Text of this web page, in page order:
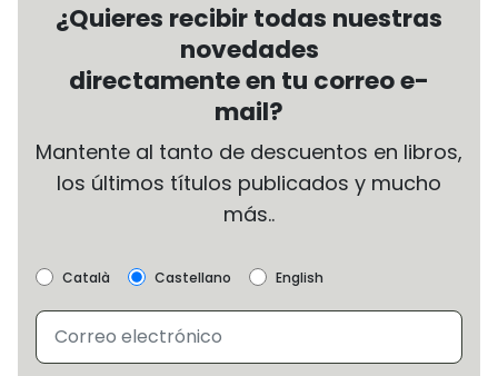
¿Quieres recibir todas nuestras
novedades
directamente en tu correo e-
mail?
Mantente al tanto de descuentos en libros,
los últimos títulos publicados y mucho
más..
Català Castellano English